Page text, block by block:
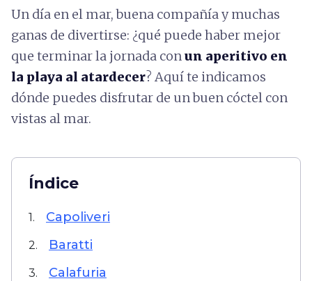
Un día en el mar, buena compañía y muchas
ganas de divertirse: ¿qué puede haber mejor
que terminar la jornada conun aperitivo en
la playa al atardecer? Aquí te indicamos
dónde puedes disfrutar de un buen cóctel con
vistas al mar.
Índice
1. Capoliveri
2. Baratti
3. Calafuria